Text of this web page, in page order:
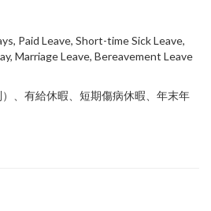
Paid Leave, Short-time Sick Leave,
Marriage Leave, Bereavement Leave
、有給休暇、短期傷病休暇、年末年